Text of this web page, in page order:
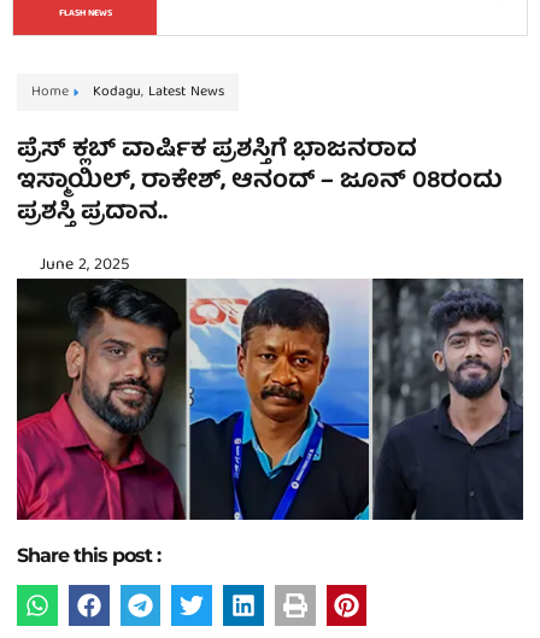
FLASH NEWS
Home Kodagu, Latest News
ಪ್ರೆಸ್‌ ಕ್ಲಬ್‌ ವಾರ್ಷಿಕ ಪ್ರಶಸ್ತಿಗೆ ಭಾಜನರಾದ
ಇಸ್ಮಾಯಿಲ್‌, ರಾಕೇಶ್‌, ಆನಂದ್‌ – ಜೂನ್‌ 08ರಂದು
ಪ್ರಶಸ್ತಿ ಪ್ರದಾನ..
June 2, 2025
Share this post :